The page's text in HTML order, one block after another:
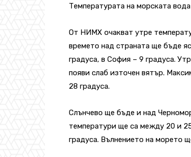
Температурата на морската
От НИМХ очакват утре
времето над страната ще бъде
градуса, в София – 9 градуса.
появи слаб източен вятър.
28 градуса.
Слънчево ще бъде и над
температури ще са между 20 и
градуса. Вълнението на морето